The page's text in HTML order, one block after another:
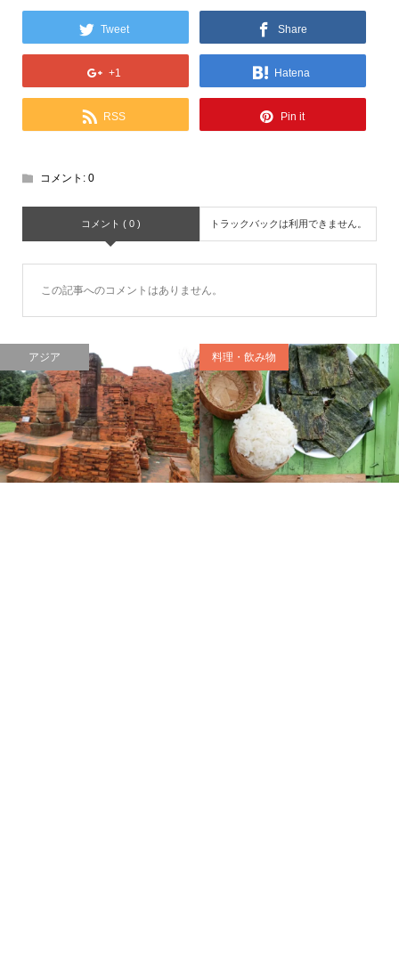
Tweet Share
+1 Hatena
RSS Pin it
コメント: 0
コメント ( 0 ) トラックバックは利用できません。
この記事へのコメントはありません。
料理・飲み物 料理・